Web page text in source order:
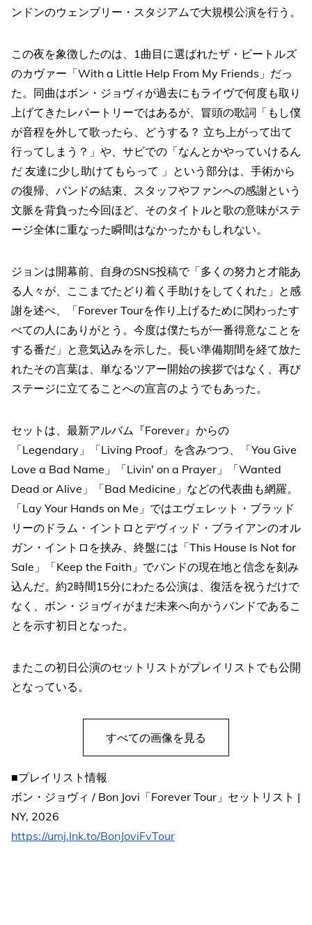
ンドンのウェンブリー・スタジアムで大規模公演を行う。
この夜を象徴したのは、1曲目に選ばれたザ・ビートルズ
のカヴァー「With a Little Help From My Friends」だっ
た。同曲はボン・ジョヴィが過去にもライヴで何度も取り
上げてきたレパートリーではあるが、冒頭の歌詞「もし僕
が音程を外して歌ったら、どうする？ 立ち上がって出て
行ってしまう？」や、サビでの「なんとかやっていけるん
だ 友達に少し助けてもらって 」という部分は、手術から
の復帰、バンドの結束、スタッフやファンへの感謝という
文脈を背負った今回ほど、そのタイトルと歌の意味がステ
ージ全体に重なった瞬間はなかったかもしれない。
ジョンは開幕前、自身のSNS投稿で「多くの努力と才能あ
る人々が、ここまでたどり着く手助けをしてくれた」と感
謝を述べ、「Forever Tourを作り上げるために関わったす
べての人にありがとう。今度は僕たちが一番得意なことを
する番だ」と意気込みを示した。長い準備期間を経て放た
れたその言葉は、単なるツアー開始の挨拶ではなく、再び
ステージに立てることへの宣言のようでもあった。
セットは、最新アルバム『Forever』からの
「Legendary」「Living Proof」を含みつつ、「You Give
Love a Bad Name」「Livin' on a Prayer」「Wanted
Dead or Alive」「Bad Medicine」などの代表曲も網羅。
「Lay Your Hands on Me」ではエヴェレット・ブラッド
リーのドラム・イントロとデヴィッド・ブライアンのオル
ガン・イントロを挟み、終盤には「This House Is Not for
Sale」「Keep the Faith」でバンドの現在地と信念を刻み
込んだ。約2時間15分にわたる公演は、復活を祝うだけで
なく、ボン・ジョヴィがまだ未来へ向かうバンドであるこ
とを示す初日となった。
またこの初日公演のセットリストがプレイリストでも公開
となっている。
すべての画像を見る
■プレイリスト情報
ボン・ジョヴィ / Bon Jovi「Forever Tour」セットリスト |
NY, 2026
https://umj.lnk.to/BonJoviFvTour